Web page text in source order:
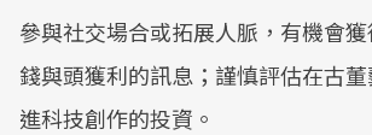
參與社交場合或拓展人脈，有機會
錢與頭獲利的訊息；謹慎評估在古
進科技創作的投資。